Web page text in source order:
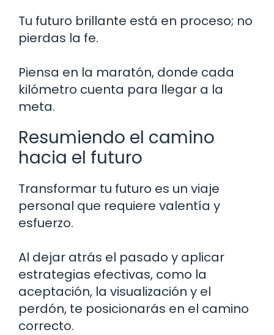
Tu futuro brillante está en proceso; no
pierdas la fe.
Piensa en la maratón, donde cada
kilómetro cuenta para llegar a la
meta.
Resumiendo el camino
hacia el futuro
Transformar tu futuro es un viaje
personal que requiere valentía y
esfuerzo.
Al dejar atrás el pasado y aplicar
estrategias efectivas, como la
aceptación, la visualización y el
perdón, te posicionarás en el camino
correcto.